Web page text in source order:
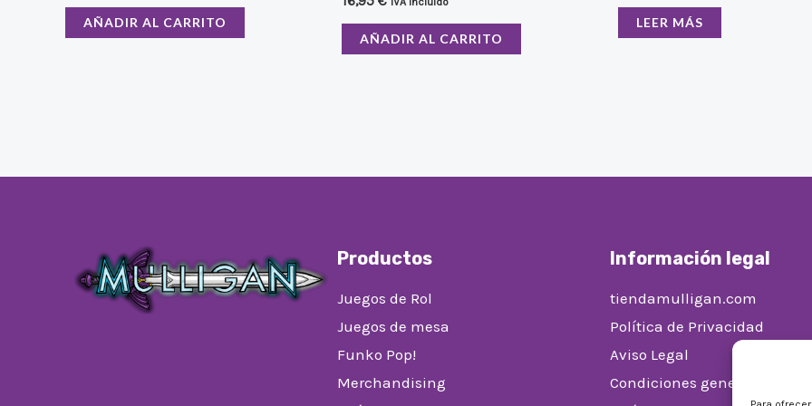
AÑADIR AL CARRITO
AÑADIR AL CARRITO
LEER MÁS
Productos
Juegos de Rol
Juegos de mesa
Funko Pop!
Merchandising
Información legal
tiendamulligan.com
Política de Privacidad
Aviso Legal
Condiciones generales de